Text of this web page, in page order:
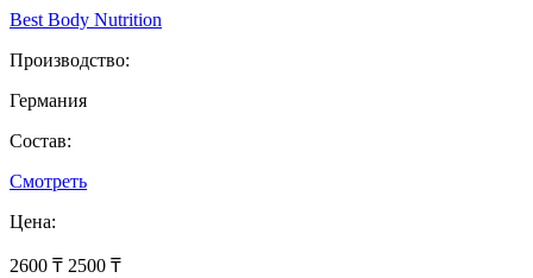
Best Body Nutrition
Производство:
Германия
Состав:
Смотреть
Цена:
2600 ₸ 2500 ₸